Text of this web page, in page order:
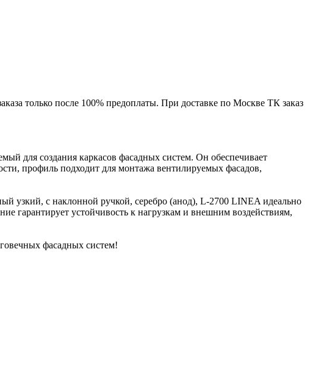
только после 100% предоплаты. При доставке по Москве ТК заказ
для создания каркасов фасадных систем. Он обеспечивает
профиль подходит для монтажа вентилируемых фасадов,
узкий, c наклонной ручкой, серебро (анод), L-2700 LINEA идеально
гарантирует устойчивость к нагрузкам и внешним воздействиям,
фасадных систем!